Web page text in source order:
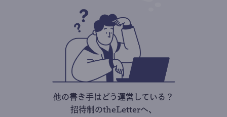
他の書き手はどう運営している？
招待制のtheLetterへ、